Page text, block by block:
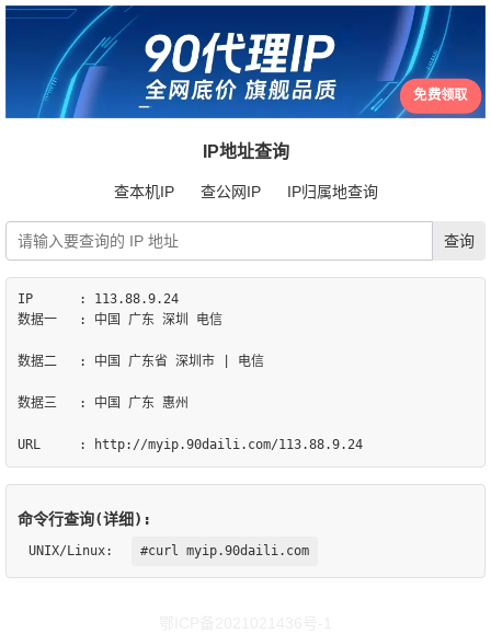
免费领取
IP地址查询
查本机IP 查公网IP IP归属地查询
IP	: 113.88.9.24
数据一	: 中国 广东 深圳 电信
数据二	: 中国 广东省 深圳市 | 电信
数据三	: 中国 广东 惠州
命令行查询(详细):
UNIX/Linux: #curl myip.90daili.com